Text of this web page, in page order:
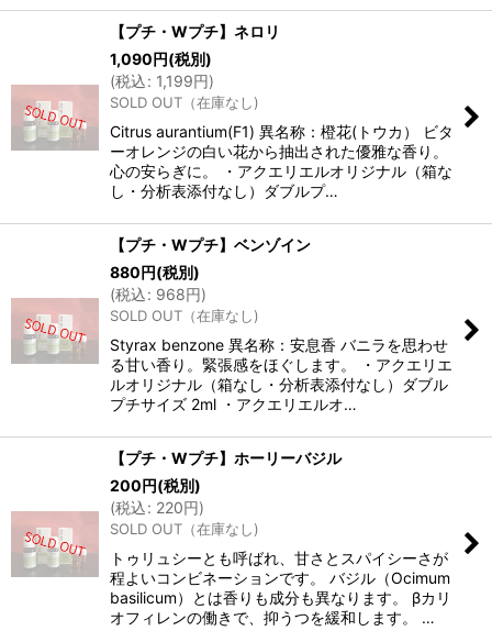
【プチ・Wプチ】ネロリ
1,090円(税別)
(税込: 1,199円)
SOLD OUT（在庫なし)
Citrus aurantium(F1) 異名称：橙花(トウカ） ビタ
ーオレンジの白い花から抽出された優雅な香り。
心の安らぎに。 ・アクエリエルオリジナル（箱な
し・分析表添付なし）ダブルプ…
【プチ・Wプチ】ベンゾイン
880円(税別)
(税込: 968円)
SOLD OUT（在庫なし)
Styrax benzone 異名称：安息香 バニラを思わせ
る甘い香り。緊張感をほぐします。 ・アクエリエ
ルオリジナル（箱なし・分析表添付なし）ダブル
プチサイズ 2ml ・アクエリエルオ…
【プチ・Wプチ】ホーリーバジル
200円(税別)
(税込: 220円)
SOLD OUT（在庫なし)
トゥリュシーとも呼ばれ、甘さとスパイシーさが
程よいコンビネーションです。 バジル（Ocimum
basilicum）とは香りも成分も異なります。 βカリ
オフィレンの働きで、抑うつを緩和します。 …